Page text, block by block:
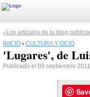
¿Los artículos de tu blog
INICIO › CULTURA Y OCIO
'Lugares', de
Publicado el 08 septiembre